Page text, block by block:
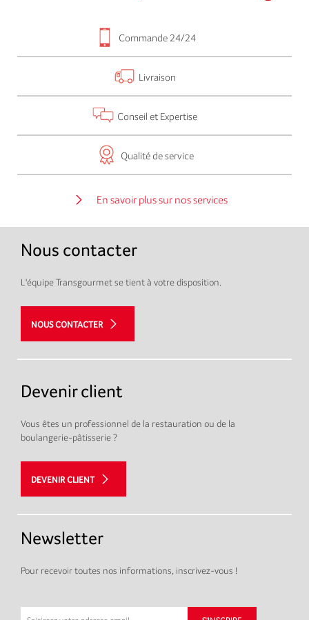
Commande 24/24
Livraison
Conseil et Expertise
Qualité de service
En savoir plus sur nos services
Nous contacter
L'équipe Transgourmet se tient à votre disposition.
NOUS CONTACTER
Devenir client
Vous êtes un professionnel de la restauration ou de la
boulangerie-pâtisserie ?
DEVENIR CLIENT
Newsletter
Pour recevoir toutes nos informations, inscrivez-vous !